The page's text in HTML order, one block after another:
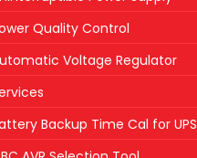
Quality Control
Voltage Regulator
Backup Time Cal for UPS